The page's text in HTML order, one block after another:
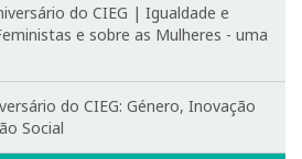
Vindas
do CIEG | Igualdade e
e sobre as Mulheres - uma
do CIEG: Género, Inovação
Social